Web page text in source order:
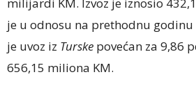
je u odnosu na prethodnu godinu
je uvoz iz Turske povećan za 9,86
656,15 miliona KM.